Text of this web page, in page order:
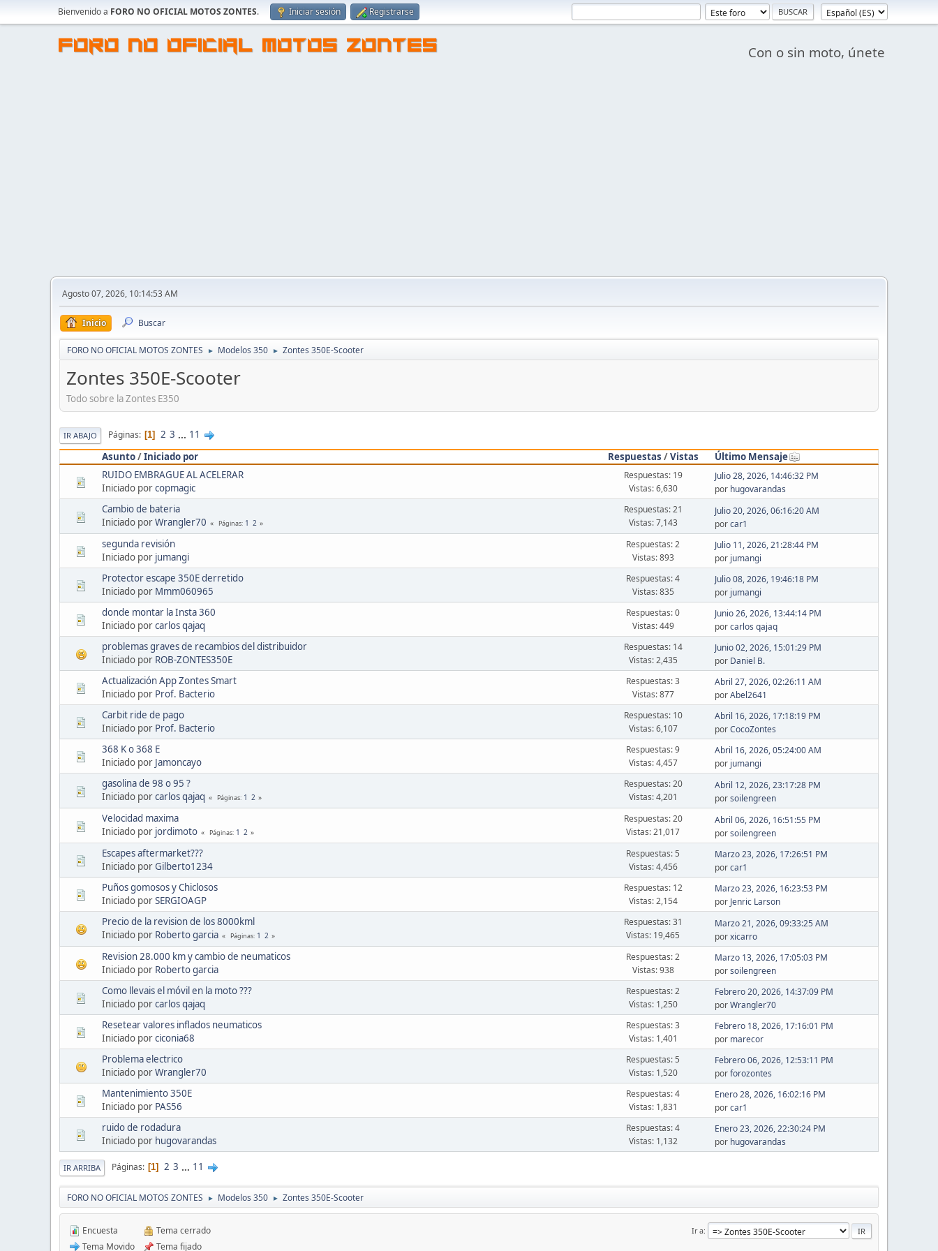
Bienvenido a FORO NO OFICIAL MOTOS ZONTES. Iniciar sesión Registrarse
FORO NO OFICIAL MOTOS ZONTES Con o sin moto, únete
Agosto 07, 2026, 10:14:53 AM
Inicio Buscar
FORO NO OFICIAL MOTOS ZONTES ► Modelos 350 ► Zontes 350E-Scooter
Zontes 350E-Scooter
Todo sobre la Zontes E350
IR ABAJO Páginas 1 2 3 ... 11
Asunto/Iniciado por Respuestas /Vistas
Último Mensaje
RUIDO EMBRAGUE AL ACELERAR
Iniciado porcopmagic
Respuestas: 19
Vistas: 6,630
Julio 28, 2026, 14:46:32 PM
por hugovarandas
Cambio de bateria
Iniciado porWrangler70 Páginas 1 2
Respuestas: 21
Vistas: 7,143
Julio 20, 2026, 06:16:20 AM
porcar1
segunda revisión
Iniciado por jumangi
Respuestas: 2
Vistas: 893
Julio 11, 2026, 21:28:44 PM
por jumangi
Protector escape 350E derretido
Iniciado por Mmm060965
Respuestas: 4
Vistas: 835
Julio 08, 2026, 19:46:18 PM
por jumangi
donde montar la Insta 360
Iniciado porcarlos qajaq
Respuestas: 0
Vistas: 449
Junio 26, 2026, 13:44:14 PM
porcarlos qajaq
problemas graves de recambios del distribuidor
Iniciado por ROB-ZONTES350E
Respuestas: 14
Vistas: 2,435
Junio 02, 2026, 15:01:29 PM
por Daniel B.
Actualización App Zontes Smart
Iniciado por Prof. Bacterio
Respuestas: 3
Vistas: 877
Abril 27, 2026, 02:26:11 AM
porAbel2641
Carbit ride de pago
Iniciado por Prof. Bacterio
Respuestas: 10
Vistas: 6,107
Abril 16, 2026, 17:18:19 PM
porCocoZontes
368 K o 368 E
Iniciado por Jamoncayo
Respuestas: 9
Vistas: 4,457
Abril 16, 2026, 05:24:00 AM
por jumangi
gasolina de 98 o 95 ?
Iniciado porcarlos qajaq Páginas 1 2
Respuestas: 20
Vistas: 4,201
Abril 12, 2026, 23:17:28 PM
porsoilengreen
Velocidad maxima
Iniciado por jordimoto Páginas 1 2
Respuestas: 20
Vistas: 21,017
Abril 06, 2026, 16:51:55 PM
porsoilengreen
Escapes aftermarket???
Iniciado porGilberto1234
Respuestas: 5
Vistas: 4,456
Marzo 23, 2026, 17:26:51 PM
porcar1
Puños gomosos y Chiclosos
Iniciado porSERGIOAGP
Respuestas: 12
Vistas: 2,154
Marzo 23, 2026, 16:23:53 PM
por Jenric Larson
Precio de la revision de los 8000kml
Iniciado por Roberto garcia Páginas 1 2
Respuestas: 31
Vistas: 19,465
Marzo 21, 2026, 09:33:25 AM
porxicarro
Revision 28.000 km y cambio de neumaticos
Iniciado por Roberto garcia
Respuestas: 2
Vistas: 938
Marzo 13, 2026, 17:05:03 PM
porsoilengreen
Como llevais el móvil en la moto ???
Iniciado porcarlos qajaq
Respuestas: 2
Vistas: 1,250
Febrero 20, 2026, 14:37:09 PM
porWrangler70
Resetear valores inflados neumaticos
Iniciado porciconia68
Respuestas: 3
Vistas: 1,401
Febrero 18, 2026, 17:16:01 PM
por marecor
Problema electrico
Iniciado porWrangler70
Respuestas: 5
Vistas: 1,520
Febrero 06, 2026, 12:53:11 PM
porforozontes
Mantenimiento 350E
Iniciado por PAS56
Respuestas: 4
Vistas: 1,831
Enero 28, 2026, 16:02:16 PM
porcar1
ruido de rodadura
Iniciado por hugovarandas
Respuestas: 4
Vistas: 1,132
Enero 23, 2026, 22:30:24 PM
por hugovarandas
IR ARRIBA Páginas 1 2 3 ... 11
FORO NO OFICIAL MOTOS ZONTES ► Modelos 350 ► Zontes 350E-Scooter
Ir a
Encuesta
Tema Movido
Tema cerrado
Tema fijado